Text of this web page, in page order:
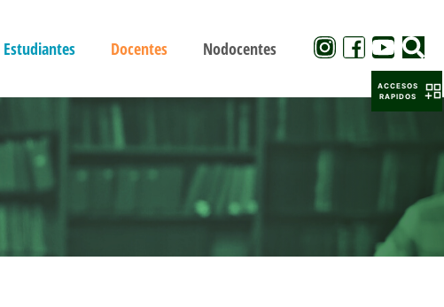
Estudiantes Docentes Nodocentes
ACCESOS
RAPIDOS